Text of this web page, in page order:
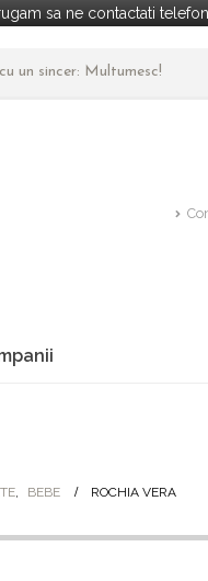
sa ne contactati
un sincer: Multumesc!
, BEBE ROCHIA VERA